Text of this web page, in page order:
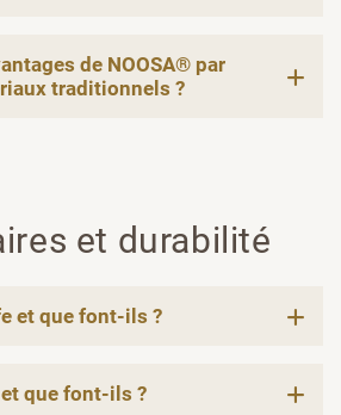
de NOOSA® par
traditionnels ?
et durabilité
et que font-ils ?
que font-ils ?